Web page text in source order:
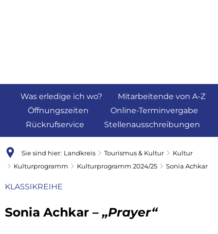
Was erledige ich wo?
Mitarbeitende von A-Z
Öffnungszeiten
Online-Terminvergabe
Rückrufservice
Stellenausschreibungen
Sie sind hier: Landkreis Tourismus & Kultur
Kultur
Kulturprogramm
Kulturprogramm 2024/25 Sonia Achkar
KLASSIKREIHE
Sonia Achkar – „Prayer“